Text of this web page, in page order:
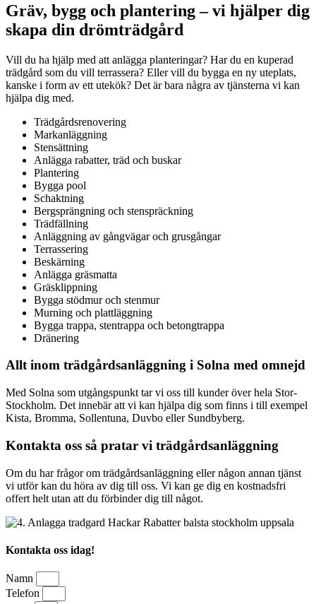
Gräv, bygg och plantering – vi hjälper dig
skapa din drömträdgård
Vill du ha hjälp med att anlägga planteringar? Har du en kuperad
trädgård som du vill terrassera? Eller vill du bygga en ny uteplats,
kanske i form av ett utekök? Det är bara några av tjänsterna vi kan
hjälpa dig med.
Trädgårdsrenovering
Markanläggning
Stensättning
Anlägga rabatter, träd och buskar
Plantering
Bygga pool
Schaktning
Bergsprängning och stenspräckning
Trädfällning
Anläggning av gångvägar och grusgångar
Terrassering
Beskärning
Anlägga gräsmatta
Gräsklippning
Bygga stödmur och stenmur
Murning och plattläggning
Bygga trappa, stentrappa och betongtrappa
Dränering
Allt inom trädgårdsanläggning i Solna med omnejd
Med Solna som utgångspunkt tar vi oss till kunder över hela Stor-
Stockholm. Det innebär att vi kan hjälpa dig som finns i till exempel
Kista, Bromma, Sollentuna, Duvbo eller Sundbyberg.
Kontakta oss så pratar vi trädgårdsanläggning
Om du har frågor om trädgårdsanläggning eller någon annan tjänst
vi utför kan du höra av dig till oss. Vi kan ge dig en kostnadsfri
offert helt utan att du förbinder dig till något.
Kontakta oss idag!
Namn
Telefon